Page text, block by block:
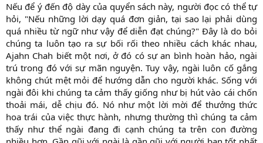
Nếu để ý đến độ dày của quyển sách này, người đọc có thể tự
hỏi, "Nếu những lời dạy quá đơn giản, tại sao lại phải dùng
quá nhiều từ ngữ như vậy để diễn đạt chúng?" Đây là do bỏi
chúng ta luôn tạo ra sự bối rối theo nhiều cách khác nhau,
Ajahn Chah biết một nơi, ở đó có sự an bình hoàn hảo, ngài
trú trong đó với sự mãn nguyện. Tuy vậy, ngài luôn cố gắng
không chút mệt mỏi để hướng dẫn cho người khác. Sống với
ngài đôi khi chúng ta cảm thấy giống như bị hút vào cái chốn
thoải mái, dễ chịu đó. Nó như một lời mời để thưởng thức
hoa trái của việc thực hành, nhưng thường thì chúng ta cảm
thấy như thể ngài đang đi cạnh chúng ta trên con đường